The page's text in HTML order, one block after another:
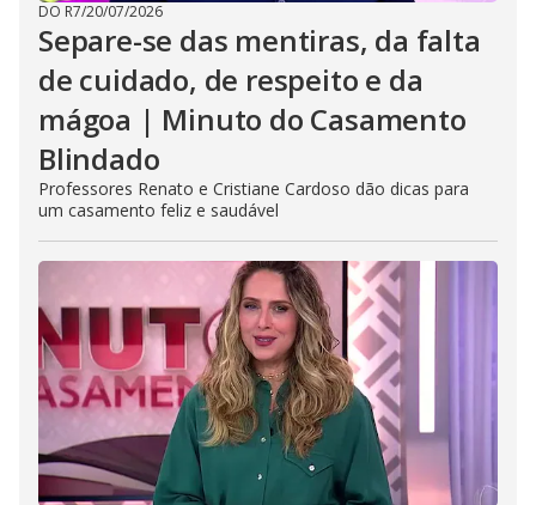
DO R7/20/07/2026
Separe-se das mentiras, da falta
de cuidado, de respeito e da
mágoa | Minuto do Casamento
Blindado
Professores Renato e Cristiane Cardoso dão dicas para
um casamento feliz e saudável